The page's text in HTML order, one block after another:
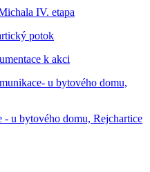
IV. etapa
potok
k akci
u bytového domu,
u bytového domu, Rejchartice